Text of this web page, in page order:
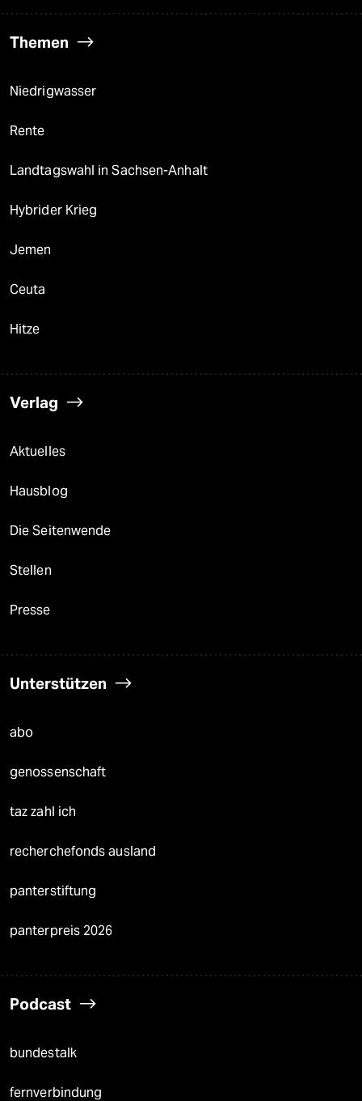
Themen
Niedrigwasser
Rente
Landtagswahl in Sachsen-Anhalt
Hybrider Krieg
Jemen
Ceuta
Hitze
Verlag
Aktuelles
Hausblog
Die Seitenwende
Stellen
Presse
Unterstützen
abo
genossenschaft
taz zahl ich
recherchefonds ausland
panterstiftung
panterpreis 2026
Podcast
bundestalk
fernverbindung